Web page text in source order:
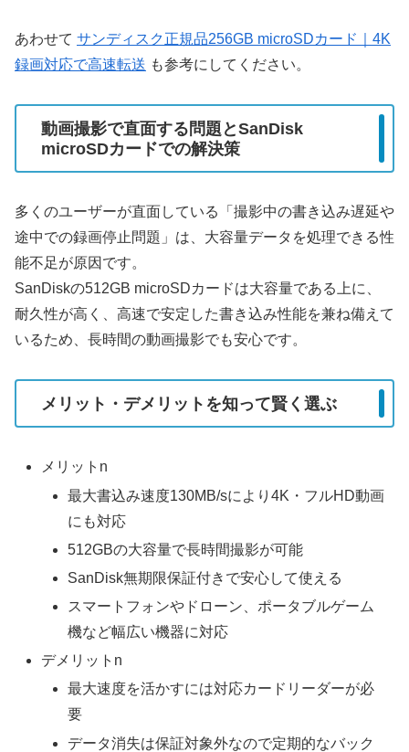
あわせて サンディスク正規品256GB microSDカード｜4K
録画対応で高速転送 も参考にしてください。
動画撮影で直面する問題とSanDisk
microSDカードでの解決策
多くのユーザーが直面している「撮影中の書き込み遅延や
途中での録画停止問題」は、大容量データを処理できる性
能不足が原因です。
SanDiskの512GB microSDカードは大容量である上に、
耐久性が高く、高速で安定した書き込み性能を兼ね備えて
いるため、長時間の動画撮影でも安心です。
メリット・デメリットを知って賢く選ぶ
メリットn
最大書込み速度130MB/sにより4K・フルHD動画
にも対応
512GBの大容量で長時間撮影が可能
SanDisk無期限保証付きで安心して使える
スマートフォンやドローン、ポータブルゲーム
機など幅広い機器に対応
デメリットn
最大速度を活かすには対応カードリーダーが必
要
データ消失は保証対象外なので定期的なバック